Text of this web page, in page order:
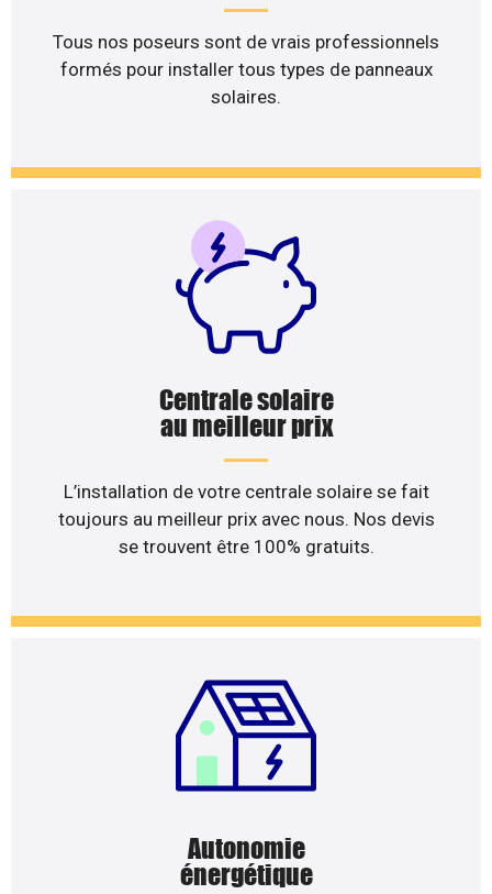
Tous nos poseurs sont de vrais professionnels
formés pour installer tous types de panneaux
solaires.
Centrale solaire
au meilleur prix
L’installation de votre centrale solaire se fait
toujours au meilleur prix avec nous. Nos devis
se trouvent être 100% gratuits.
Autonomie
énergétique